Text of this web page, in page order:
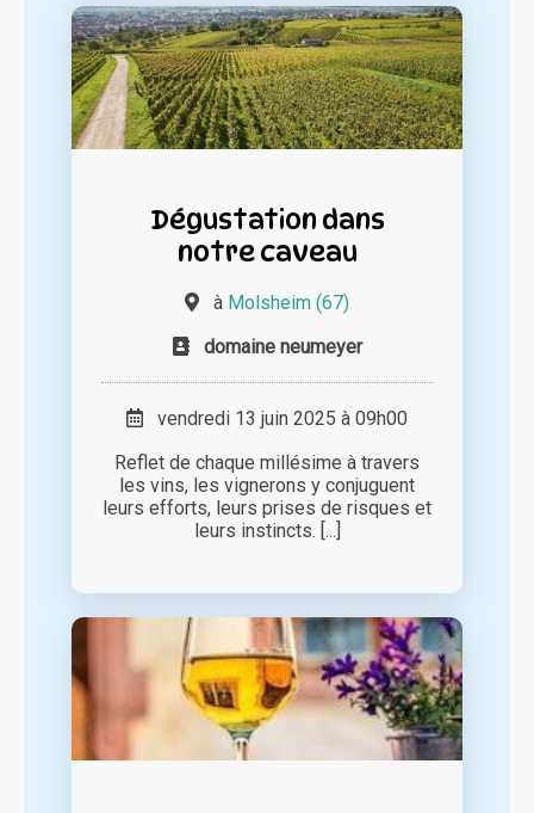
Dégustation dans
notre caveau
à Molsheim (67)
domaine neumeyer
vendredi 13 juin 2025 à 09h00
Reflet de chaque millésime à travers
les vins, les vignerons y conjuguent
leurs efforts, leurs prises de risques et
leurs instincts. [...]